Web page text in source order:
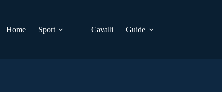
Home
Sport Cavalli Guide